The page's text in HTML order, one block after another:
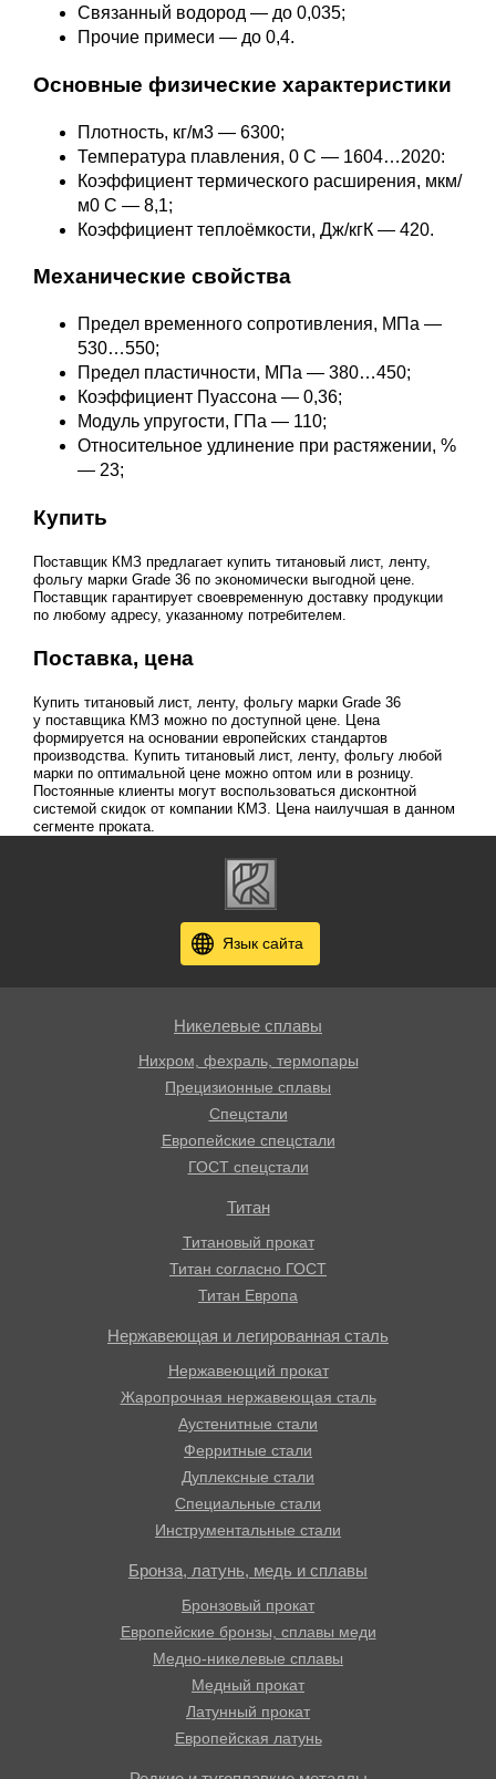
Связанный водород — до 0,035;
Прочие примеси — до 0,4.
Основные физические характеристики
Плотность, кг/м3 — 6300;
Температура плавления, 0 С — 1604…2020:
Коэффициент термического расширения, мкм/
м0 С — 8,1;
Коэффициент теплоёмкости, Дж/кгК — 420.
Механические свойства
Предел временного сопротивления, МПа —
530…550;
Предел пластичности, МПа — 380…450;
Коэффициент Пуассона — 0,36;
Модуль упругости, ГПа — 110;
Относительное удлинение при растяжении, %
— 23;
Купить
Поставщик КМЗ предлагает купить титановый лист, ленту,
фольгу марки Grade 36 по экономически выгодной цене.
Поставщик гарантирует своевременную доставку продукции
по любому адресу, указанному потребителем.
Поставка, цена
Купить титановый лист, ленту, фольгу марки Grade 36
у поставщика КМЗ можно по доступной цене. Цена
формируется на основании европейских стандартов
производства. Купить титановый лист, ленту, фольгу любой
марки по оптимальной цене можно оптом или в розницу.
Постоянные клиенты могут воспользоваться дисконтной
системой скидок от компании КМЗ. Цена наилучшая в данном
сегменте проката.
Язык сайта
Никелевые сплавы
Нихром, фехраль, термопары
Прецизионные сплавы
Спецстали
Европейские спецстали
ГОСТ спецстали
Титан
Титановый прокат
Титан согласно ГОСТ
Титан Европа
Нержавеющая и легированная сталь
Нержавеющий прокат
Жаропрочная нержавеющая сталь
Аустенитные стали
Ферритные стали
Дуплексные стали
Специальные стали
Инструментальные стали
Бронза, латунь, медь и сплавы
Бронзовый прокат
Европейские бронзы, сплавы меди
Медно-никелевые сплавы
Медный прокат
Латунный прокат
Европейская латунь